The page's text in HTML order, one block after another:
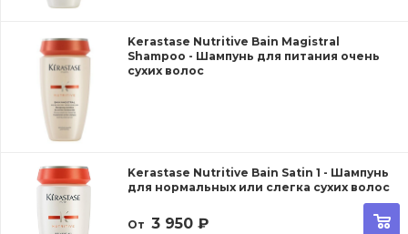
Kerastase Nutritive Bain Magistral
Shampoo - Шампунь для питания очень
сухих волос
Kerastase Nutritive Bain Satin 1 - Шампунь
для нормальных или слегка сухих волос
От 3 950 ₽